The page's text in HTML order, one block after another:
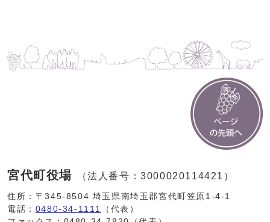
宮代町役場 （法人番号：3000020114421）
住所：〒345-8504 埼玉県南埼玉郡宮代町笠原1-4-1
電話： 0480-34-1111
（代表）